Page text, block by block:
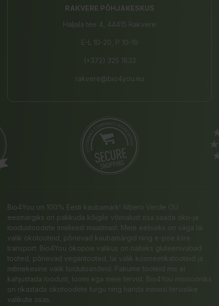
RAKVERE PÕHJAKESKUS
Haljala tee 4, 44415 Rakvere
E-L 10-20, P 10-19
(+372) 325 1833
rakvere@bio4you.eu
Bio4You on 100% Eesti kaubamärk! Albero Verde OÜ
eesmärgiks on pakkuda kõigile võimalust osa saada öko-ja
loodustoodete imelisest maailmast. Meie eeliseks on väga lai
valik ökotooteid, põnevad kaubamärgid ning e-poe kiire
transport. Bio4You ökopoe valikus on näiteks gluteenivabad
tooted, põnevad vegantooted, lai valik kosmeetikatooteid ja
mitmekesine valik toidulisandeid. Pakume tooteid mis ei
kahjustada loodust, loomi ega meie tervist. Bio4You missiooniks
on rikastada ökotoodete turgu ning harida inimesi tervislike
valikute osas.